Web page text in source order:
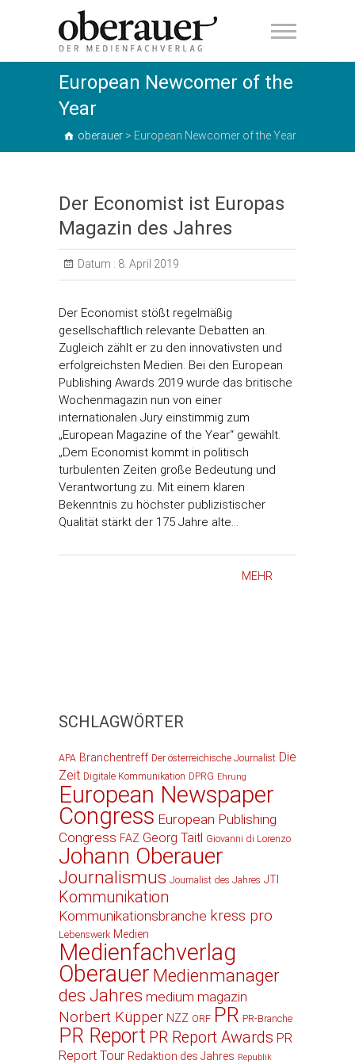
oberauer
European Newcomer of the
Year
oberauer > European Newcomer of the Year
Der Economist ist Europas
Magazin des Jahres
Datum : 8. April 2019
Der Economist stößt regelmäßig
gesellschaftlich relevante Debatten an.
Zugleich zählt er zu den innovativsten und
erfolgreichsten Medien. Bei den European
Publishing Awards 2019 wurde das britische
Wochenmagazin nun von einer
internationalen Jury einstimmig zum
„European Magazine of the Year“ gewählt.
„Dem Economist kommt in politisch
turbulenten Zeiten große Bedeutung und
Verantwortung zu. Mit einem klaren
Bekenntnis zu höchster publizistischer
Qualität stärkt der 175 Jahre alte…
MEHR
SCHLAGWÖRTER
APA Branchentreff Der österreichische Journalist Die
Zeit Digitale Kommunikation DPRG Ehrung
European Newspaper
Congress European Publishing
Congress FAZ Georg Taitl Giovanni di Lorenzo
Johann Oberauer
Journalismus Journalist des Jahres JTI
Kommunikation
Kommunikationsbranche kress pro
Lebenswerk Medien
Medienfachverlag
Oberauer Medienmanager
des Jahres medium magazin
Norbert Küpper NZZ ORF PR PR-Branche
PR Report PR Report Awards PR
Report Tour Redaktion des Jahres Republik